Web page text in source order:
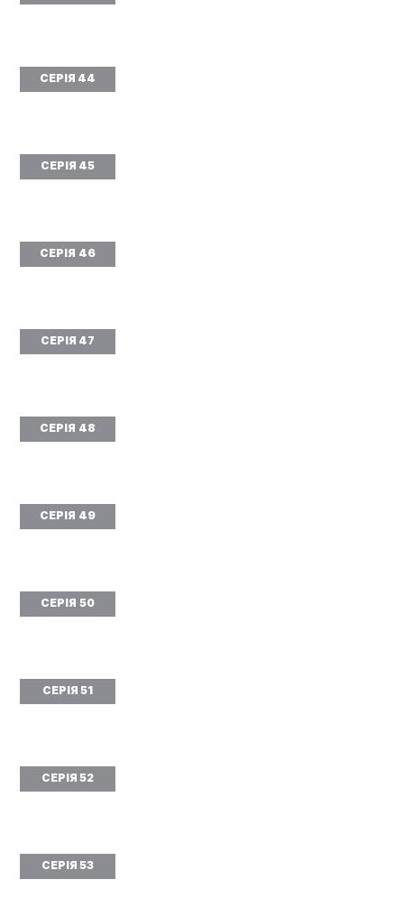
СЕРІЯ 44
СЕРІЯ 45
СЕРІЯ 46
СЕРІЯ 47
СЕРІЯ 48
СЕРІЯ 49
СЕРІЯ 50
СЕРІЯ 51
СЕРІЯ 52
СЕРІЯ 53